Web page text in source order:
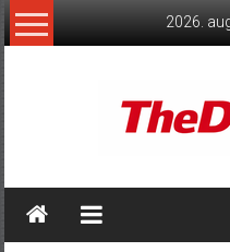
Skip
to
2026.
TheDaily.hu